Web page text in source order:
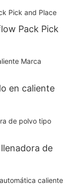
Pack Pick
en caliente
de